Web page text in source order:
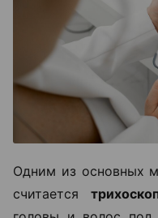
Одним из основных
считается